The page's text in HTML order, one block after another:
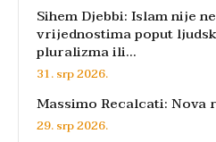
Sihem Djebbi: Islam nije
vrijednostima poput
pluralizma ili…
31. srp 2026.
Massimo Recalcati: Nova
29. srp 2026.